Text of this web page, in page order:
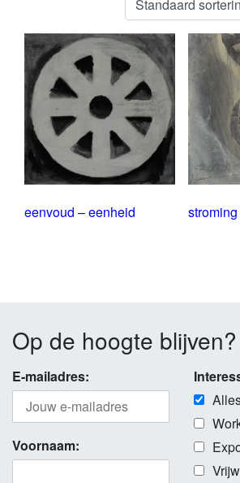
eenvoud – eenheid
Op de hoogte blijven?
E-mailadres:
Voornaam: